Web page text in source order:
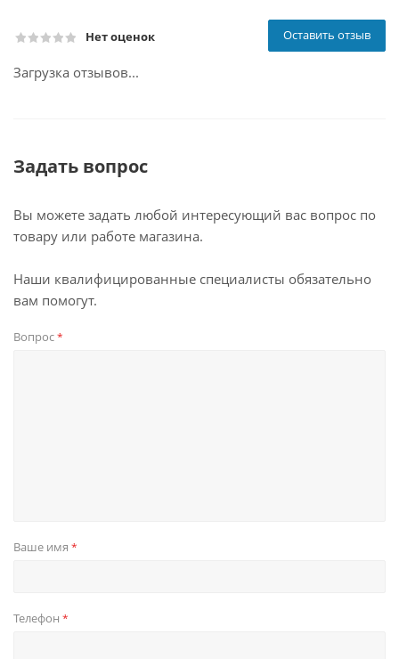
Нет оценок Оставить отзыв
Загрузка отзывов...
Задать вопрос
Вы можете задать любой интересующий вас вопрос по
товару или работе магазина.
Наши квалифицированные специалисты обязательно
вам помогут.
Вопрос*
Ваше имя *
Телефон *